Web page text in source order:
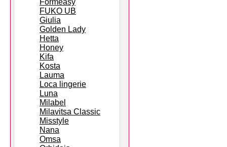
Formeasy
FUKO UB
Giulia
Golden Lady
Hetta
Honey
Kifa
Kosta
Lauma
Loca lingerie
Luna
Milabel
Milavitsa Classic
Misstyle
Nana
Omsa